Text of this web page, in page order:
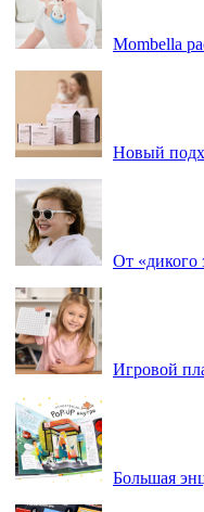
Mombella
Новый
От «дикого
Игровой
Большая